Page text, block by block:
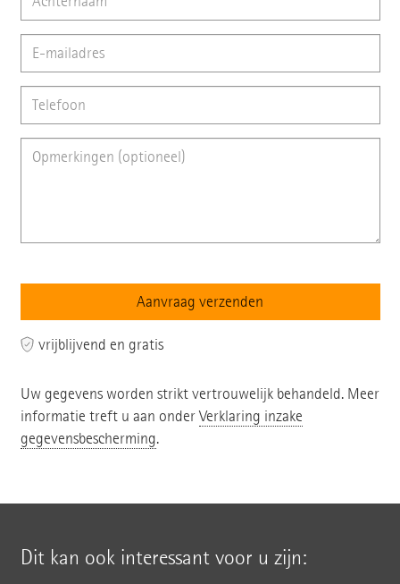
vrijblijvend en gratis
Uw gegevens worden strikt vertrouwelijk behandeld. Meer
informatie treft u aan onderVerklaring inzake
gegevensbescherming.
Dit kan ook interessant voor u zijn: